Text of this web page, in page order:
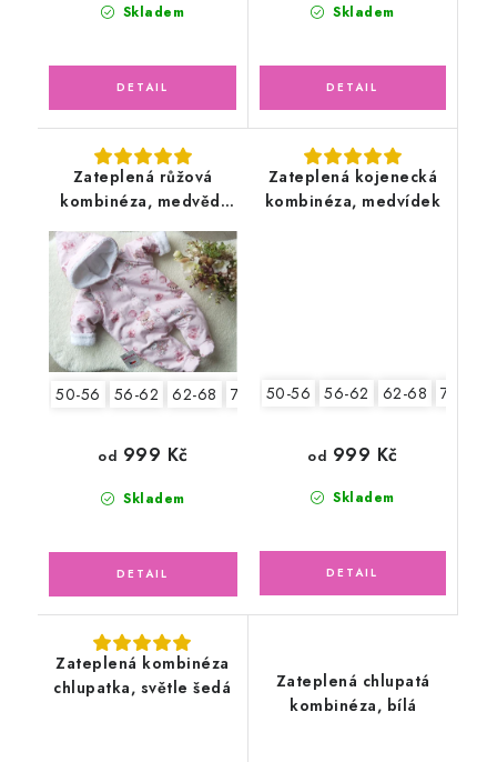
Skladem Skladem
Zateplená růžová
kombinéza, medvědí
50-56 56-62 62-68 74-80
Skladem
od 999 Kč
Zateplená kojenecká
kombinéza, medvídek
50-56 56-62 62-68 74-80
Skladem
od 999 Kč
Zateplená kombinéza
chlupatka, světle šedá
Zateplená chlupatá
kombinéza, bílá